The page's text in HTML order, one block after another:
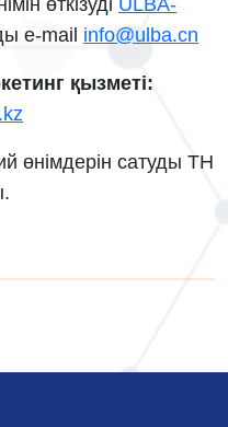
e-mail info@ulba.cn
қызметі:
өнімдерін сатуды TH